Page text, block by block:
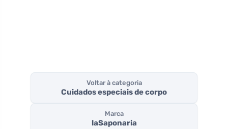
Voltar à categoria
Cuidados especiais de corpo
Marca
laSaponaria